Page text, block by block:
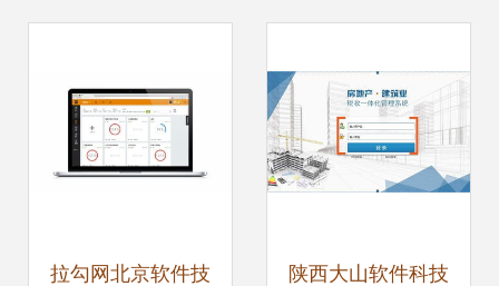
拉勾网北京软件技 陕西大山软件科技